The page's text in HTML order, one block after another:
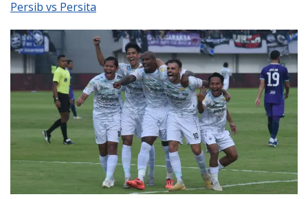
Persib vs Persita